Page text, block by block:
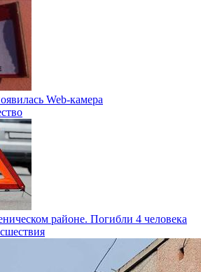
Web-камера
районе. Погибли 4 человека